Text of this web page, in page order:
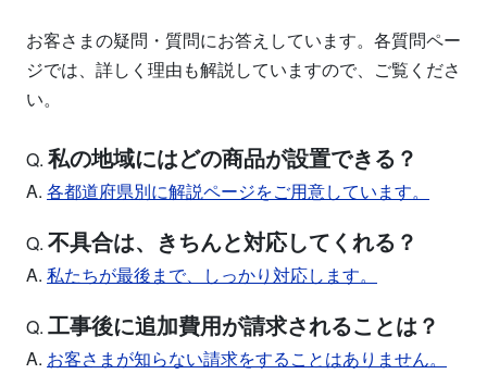
お客さまの疑問・質問にお答えしています。各質問ペー
ジでは、詳しく理由も解説していますので、ご覧くださ
い。
Q. 私の地域にはどの商品が設置できる？
A. 各都道府県別に解説ページをご用意しています。
Q. 不具合は、きちんと対応してくれる？
A. 私たちが最後まで、しっかり対応します。
Q. 工事後に追加費用が請求されることは？
A. お客さまが知らない請求をすることはありません。